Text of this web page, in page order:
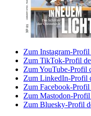
Zum Instagram-
Zum TikTok-Profil
Zum YouTube-Profil
Zum LinkedIn-Profil
Zum Facebook-Profil
Zum Mastodon-
Zum Bluesky-Profil